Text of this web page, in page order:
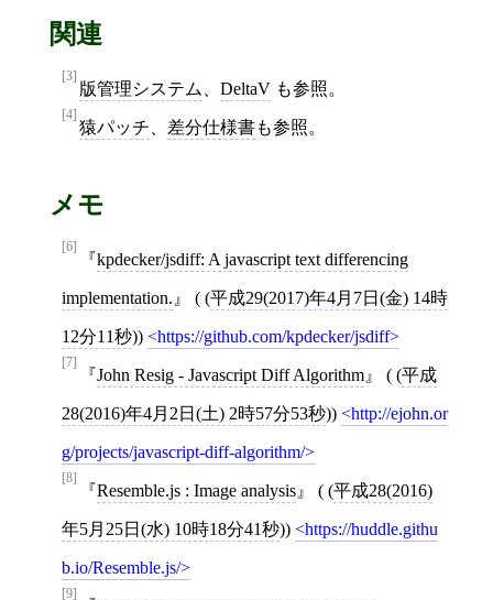
関連
[3]
版管理システム DeltaV も参照。
[4]
猿パッチ 差分仕様書も参照。
メモ
[6]
kpdecker/jsdiff: A javascript text differencing
implementation. ( (平成29(2017)年4月7日(金) 14時
12分11秒)) https://github.com/kpdecker/jsdiff
[7]
John Resig - Javascript Diff Algorithm ( (平成
28(2016)年4月2日(土) 2時57分53秒)) http://ejohn.or
g/projects/javascript-diff-algorithm/
[8]
Resemble.js : Image analysis ( (平成28(2016)
年5月25日(水) 10時18分41秒)) https://huddle.githu
b.io/Resemble.js/
[9]